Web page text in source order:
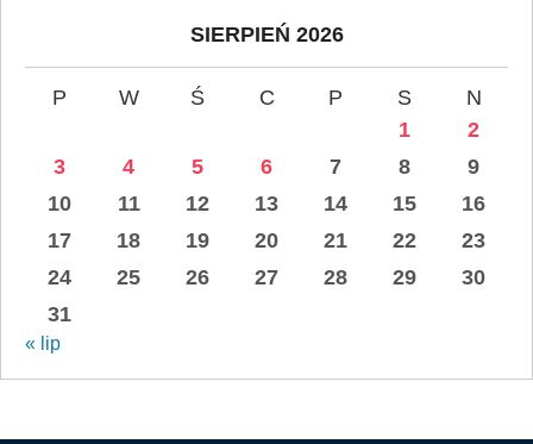
SIERPIEŃ 2026
P W Ś C P S
N
1
2
3
4 5 6 7 8
9
10
11 12 13 14 15
16
17
18 19 20 21 22
23
24
25 26 27 28 29
30
31
« lip